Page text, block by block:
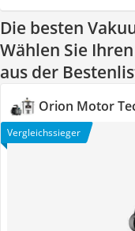
Die besten
Wählen Sie
aus der
Orion Motor
Vergleichssieger